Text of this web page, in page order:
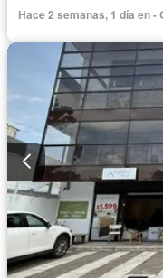
Hace 2 semanas, 1 día en -